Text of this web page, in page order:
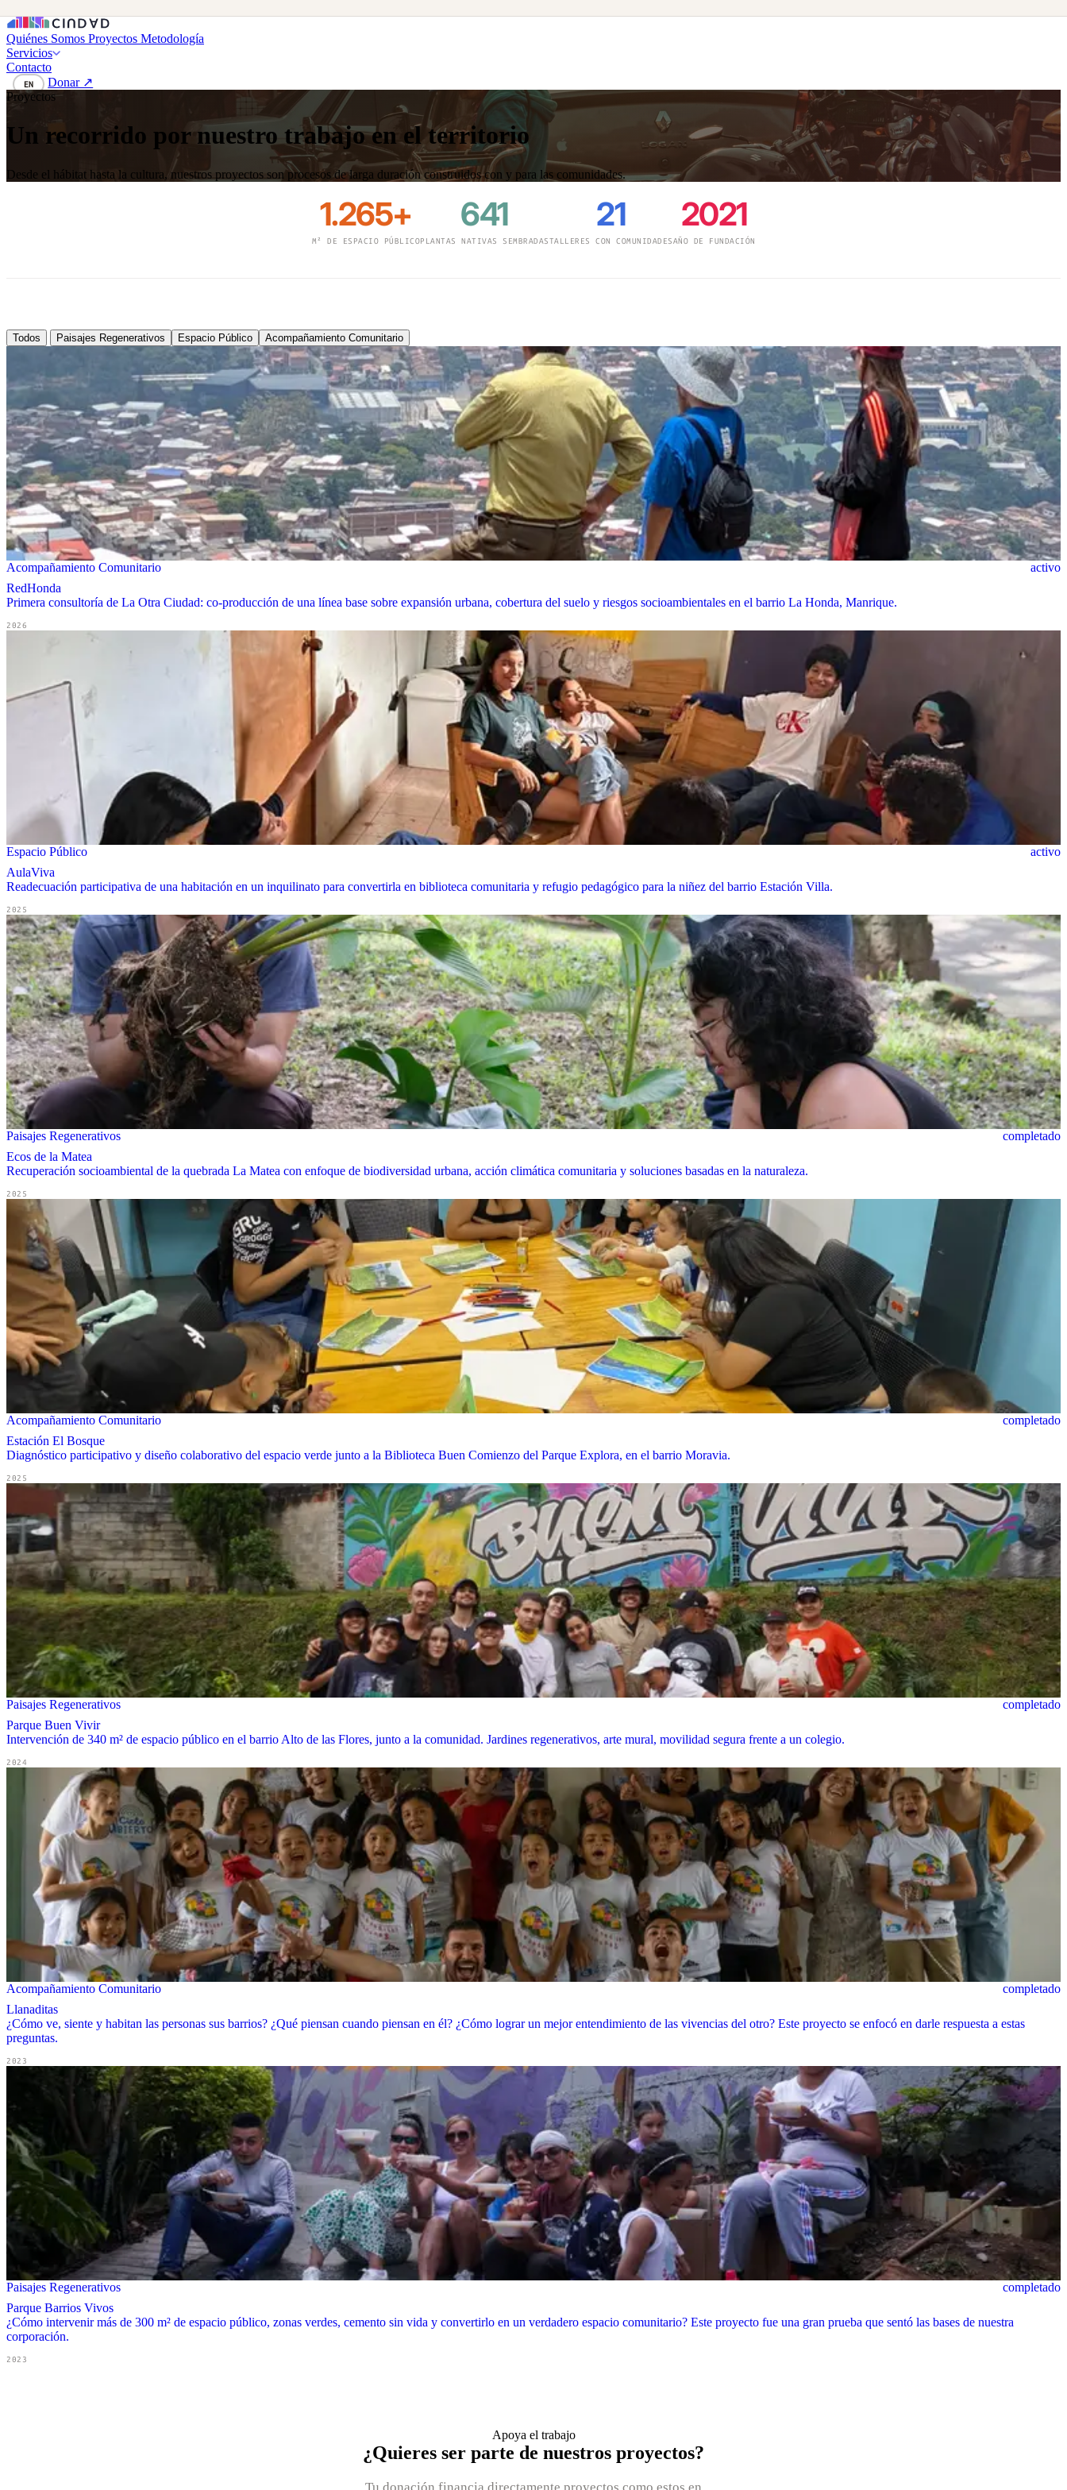
Quiénes Somos Proyectos Metodología
Servicios
Contacto
EN
Donar ↗
Proyectos
Un recorrido por nuestro trabajo en el territorio
Desde el hábitat hasta la cultura, nuestros proyectos son procesos de larga duración construidos con y para las comunidades.
1.265+
M² DE ESPACIO PÚBLICO
641
PLANTAS NATIVAS SEMBRADAS
21
TALLERES CON COMUNIDADES
2021
AÑO DE FUNDACIÓN
Todos Paisajes Regenerativos Espacio Público Acompañamiento Comunitario
Acompañamiento Comunitario
activo
RedHonda
Primera consultoría de La Otra Ciudad: co-producción de una línea base sobre expansión urbana, cobertura del suelo y riesgos socioambientales en el barrio La Honda, Manrique.
2026
Espacio Público
activo
AulaViva
Readecuación participativa de una habitación en un inquilinato para convertirla en biblioteca comunitaria y refugio pedagógico para la niñez del barrio Estación Villa.
2025
Paisajes Regenerativos
completado
Ecos de la Matea
Recuperación socioambiental de la quebrada La Matea con enfoque de biodiversidad urbana, acción climática comunitaria y soluciones basadas en la naturaleza.
2025
Acompañamiento Comunitario
completado
Estación El Bosque
Diagnóstico participativo y diseño colaborativo del espacio verde junto a la Biblioteca Buen Comienzo del Parque Explora, en el barrio Moravia.
2025
Paisajes Regenerativos
completado
Parque Buen Vivir
Intervención de 340 m² de espacio público en el barrio Alto de las Flores, junto a la comunidad. Jardines regenerativos, arte mural, movilidad segura frente a un colegio.
2024
Acompañamiento Comunitario
completado
Llanaditas
¿Cómo ve, siente y habitan las personas sus barrios? ¿Qué piensan cuando piensan en él? ¿Cómo lograr un mejor entendimiento de las vivencias del otro? Este proyecto se enfocó en darle respuesta a estas
preguntas.
2023
Paisajes Regenerativos
completado
Parque Barrios Vivos
¿Cómo intervenir más de 300 m² de espacio público, zonas verdes, cemento sin vida y convertirlo en un verdadero espacio comunitario? Este proyecto fue una gran prueba que sentó las bases de nuestra
corporación.
2023
Apoya el trabajo
¿Quieres ser parte de nuestros proyectos?